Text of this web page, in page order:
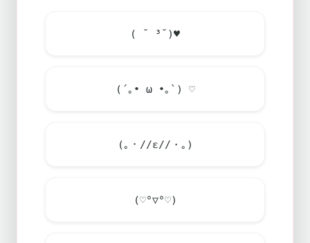
( ˘ ³˘)♥
(´｡• ω •｡`) ♡
(｡・//ε//・｡)
(♡°▽°♡)